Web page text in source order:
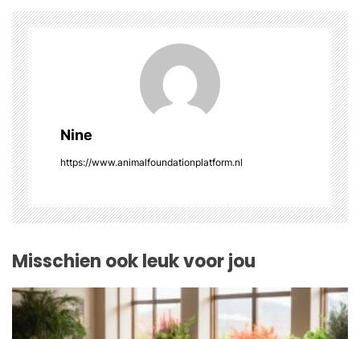
a
v
i
g
a
t
i
o
n
Nine
https://www.animalfoundationplatform.nl
Misschien ook leuk voor jou